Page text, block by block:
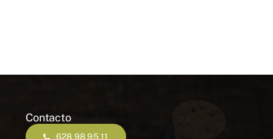
Contacto
628 98 95 11